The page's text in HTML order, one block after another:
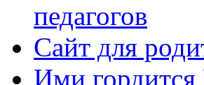
педагогов
Сайт для
Ими гордится